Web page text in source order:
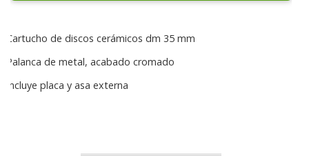
Cartucho de discos cerámicos dm 35 mm
Palanca de metal, acabado cromado
Incluye placa y asa externa